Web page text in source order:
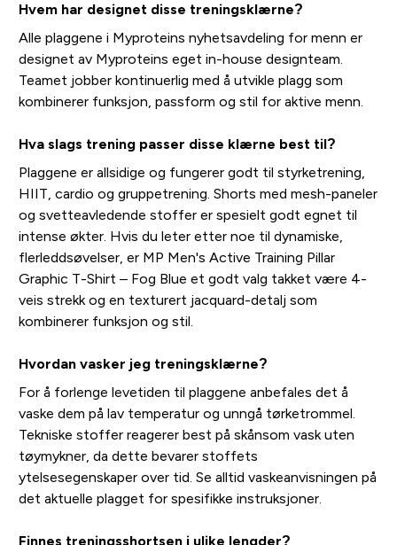
Hvem har designet disse treningsklærne?
Alle plaggene i Myproteins nyhetsavdeling for menn er
designet av Myproteins eget in-house designteam.
Teamet jobber kontinuerlig med å utvikle plagg som
kombinerer funksjon, passform og stil for aktive menn.
Hva slags trening passer disse klærne best til?
Plaggene er allsidige og fungerer godt til styrketrening,
HIIT, cardio og gruppetrening. Shorts med mesh-paneler
og svetteavledende stoffer er spesielt godt egnet til
intense økter. Hvis du leter etter noe til dynamiske,
flerleddsøvelser, er MP Men's Active Training Pillar
Graphic T-Shirt – Fog Blue et godt valg takket være 4-
veis strekk og en texturert jacquard-detalj som
kombinerer funksjon og stil.
Hvordan vasker jeg treningsklærne?
For å forlenge levetiden til plaggene anbefales det å
vaske dem på lav temperatur og unngå tørketrommel.
Tekniske stoffer reagerer best på skånsom vask uten
tøymykner, da dette bevarer stoffets
ytelsesegenskaper over tid. Se alltid vaskeanvisningen på
det aktuelle plagget for spesifikke instruksjoner.
Finnes treningsshortsen i ulike lengder?